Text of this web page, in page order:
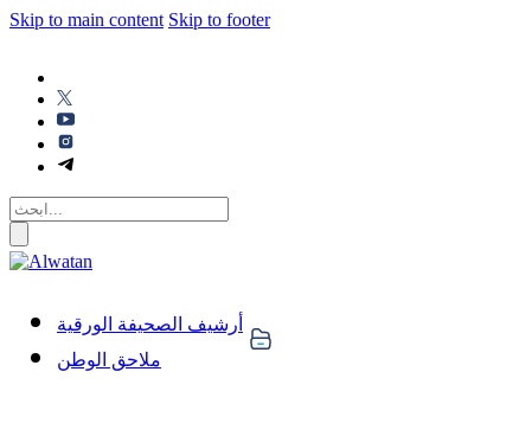
Skip to main content Skip to footer
أرشيف الصحيفة الورقية
ملاحق الوطن